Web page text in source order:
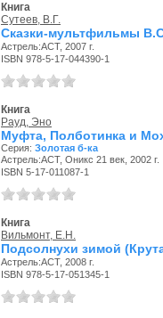
Книга
Сутеев, В.Г.
Сказки-мультфильмы
Астрель:АСТ, 2007 г.
ISBN 978-5-17-044390-1
Книга
Рауд, Эно
Муфта, Полботинка и
Серия: Золотая б-ка
Астрель:АСТ, Оникс 21 век, 2002 г.
ISBN 5-17-011087-1
Книга
Вильмонт, Е.Н.
Подсолнухи зимой
Астрель:АСТ, 2008 г.
ISBN 978-5-17-051345-1